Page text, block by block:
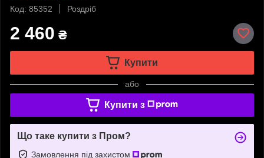
Код: 85352
Роздріб
2 460 ₴
Купити
або
Купити з
Що таке купити з Пром?
Замовлення під захистом